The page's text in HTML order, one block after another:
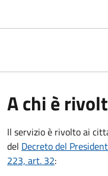
A chi è
Il servizio è rivolto ai
del Decreto del
223, art. 32: